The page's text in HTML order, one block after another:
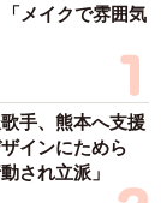
メイクで雰囲気
手、熊本へ支援
インにためら
され立派」